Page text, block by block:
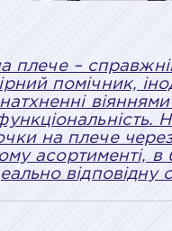
плече –
помічник,
на плече
асортименті,